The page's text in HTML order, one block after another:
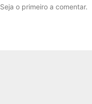
Seja o primeiro a comentar.